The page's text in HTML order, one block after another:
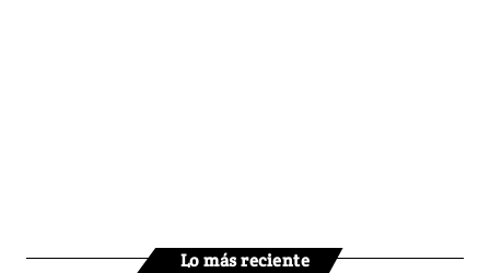
Lo más reciente